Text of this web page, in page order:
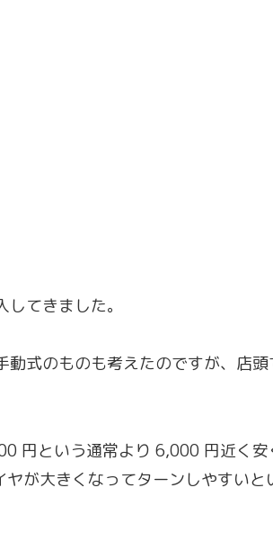
てきました。
式のものも考えたのですが、店
円という通常より 6,000 円近く安
が大きくなってターンしやすい